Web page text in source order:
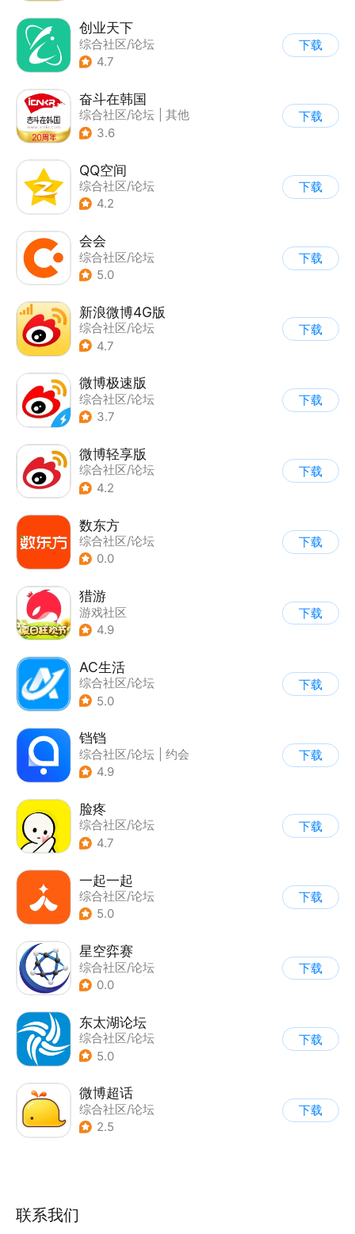
创业天下
综合社区/论坛
4.7
下载
奋斗在韩国
综合社区/论坛
其他
3.6
下载
QQ空间
综合社区/论坛
4.2
下载
会会
综合社区/论坛
| 移动办公
5.0
下载
新浪微博4G版
综合社区/论坛
4.7
下载
微博极速版
综合社区/论坛
3.7
下载
微博轻享版
综合社区/论坛
4.2
下载
数东方
综合社区/论坛
0.0
下载
猎游
游戏社区
| 综合社区/论坛
4.9
下载
AC生活
综合社区/论坛
5.0
下载
铛铛
综合社区/论坛
约会
4.9
下载
脸疼
综合社区/论坛
4.7
下载
一起一起
综合社区/论坛
5.0
下载
星空弈赛
综合社区/论坛
| 兴趣社区
0.0
下载
东太湖论坛
综合社区/论坛
5.0
下载
微博超话
综合社区/论坛
| 兴趣社区
2.5
下载
联系我们